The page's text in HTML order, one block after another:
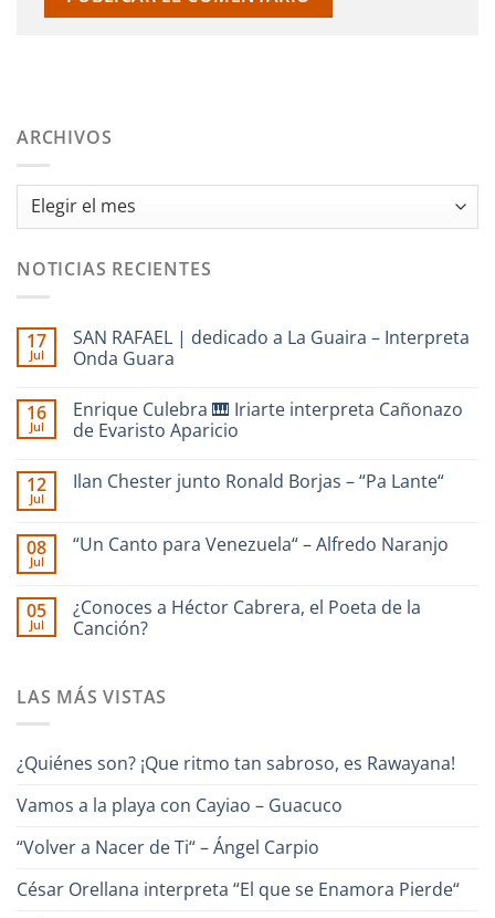
ARCHIVOS
Archivos
NOTICIAS RECIENTES
17
Jul
SAN RAFAEL | dedicado a La Guaira – Interpreta
Onda Guara
comentarios
en
SAN
dedicado
–
Interpreta
16
Jul
Enrique Culebra 🎹 Iriarte interpreta Cañonazo
de Evaristo Aparicio
comentarios
🎹
Iriarte
Evaristo
Aparicio
12
Jul
Ilan Chester junto Ronald Borjas – “Pa Lante“
en
Ronald
Borjas
–
08
Jul
“Un Canto para Venezuela“ – Alfredo Naranjo
en
“Un
Canto
Alfredo
05
Jul
¿Conoces a Héctor Cabrera, el Poeta de la
Canción?
en
¿Conoces
el
la
LAS MÁS VISTAS
¿Quiénes son? ¡Que ritmo tan sabroso, es Rawayana!
Vamos a la playa con Cayiao – Guacuco
“Volver a Nacer de Ti“ – Ángel Carpio
César Orellana interpreta “El que se Enamora Pierde“